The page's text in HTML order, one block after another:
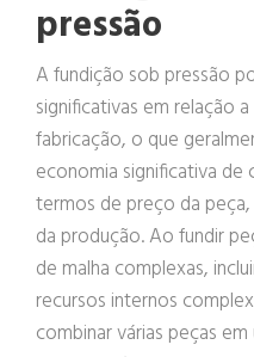
pressão
A fundição sob pressão
significativas em relação
fabricação, o que
economia significativa de
termos de preço da
da produção. Ao fundir
de malha complexas,
recursos internos
combinar várias peças